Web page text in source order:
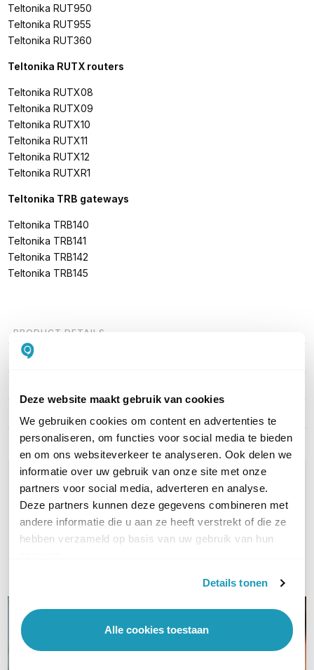
Deze website maakt gebruik van cookies
We gebruiken cookies om content en advertenties te
personaliseren, om functies voor social media te bieden
en om ons websiteverkeer te analyseren. Ook delen we
informatie over uw gebruik van onze site met onze
partners voor social media, adverteren en analyse.
Deze partners kunnen deze gegevens combineren met
andere informatie die u aan ze heeft verstrekt of die ze
hebben verzameld op basis van uw gebruik van hun
Details tonen
Alle cookies toestaan
Teltonika RUT950
Teltonika RUT955
Teltonika RUT360
Teltonika RUTX routers
Teltonika RUTX08
Teltonika RUTX09
Teltonika RUTX10
Teltonika RUTX11
Teltonika RUTX12
Teltonika RUTXR1
Teltonika TRB gateways
Teltonika TRB140
Teltonika TRB141
Teltonika TRB142
Teltonika TRB145
PRODUCT DETAILS
Merk
EAN NUC-RUT-CIG
WIL JIJ ADVIES OP MAAT?
Vraag het onze experts!
Bel ons